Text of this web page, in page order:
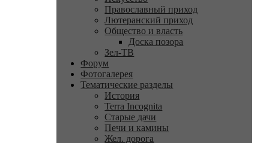
Православный приход
Лютеранский приход
Общество и власть
Доска позора
Зел-ТВ
Форум
Фотогалерея
Тематические разделы
История
Terra Incognita
Старые дачи
Печи и камины
Жел. дорога